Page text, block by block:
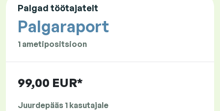
Palgad töötajatelt
Palgaraport
1 ametipositsioon
99,00 EUR*
Juurdepääs 1 kasutajale